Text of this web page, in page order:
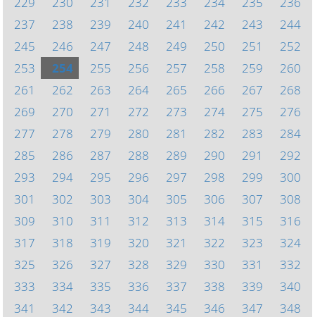
237
238 239 240 241 242 243
244
245
246 247 248 249 250 251
252
253
254 255 256 257 258 259
260
261
262 263 264 265 266 267
268
269
270 271 272 273 274 275
276
277
278 279 280 281 282 283
284
285
286 287 288 289 290 291
292
293
294 295 296 297 298 299
300
301
302 303 304 305 306 307
308
309
310 311 312 313 314 315
316
317
318 319 320 321 322 323
324
325
326 327 328 329 330 331
332
333
334 335 336 337 338 339
340
341
342 343 344 345 346 347 348